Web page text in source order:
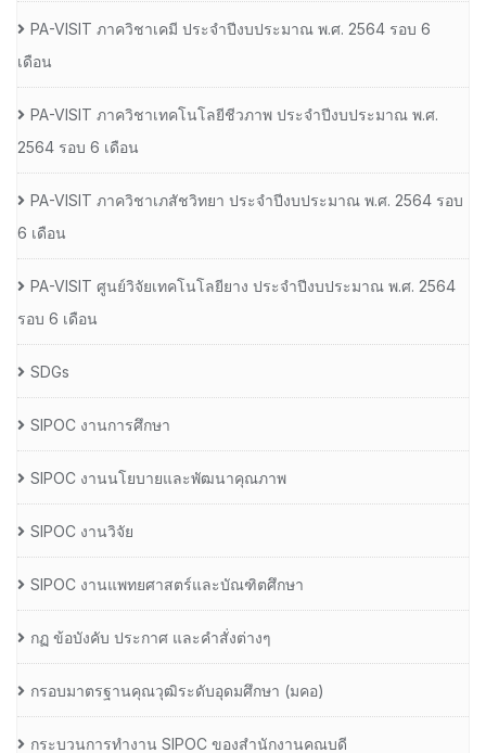
PA-VISIT ภาควิชาเคมี ประจำปีงบประมาณ พ.ศ. 2564 รอบ 6
เดือน
PA-VISIT ภาควิชาเทคโนโลยีชีวภาพ ประจำปีงบประมาณ พ.ศ.
2564 รอบ 6 เดือน
PA-VISIT ภาควิชาเภสัชวิทยา ประจำปีงบประมาณ พ.ศ. 2564 รอบ
6 เดือน
PA-VISIT ศูนย์วิจัยเทคโนโลยียาง ประจำปีงบประมาณ พ.ศ. 2564
รอบ 6 เดือน
SDGs
SIPOC งานการศึกษา
SIPOC งานนโยบายและพัฒนาคุณภาพ
SIPOC งานวิจัย
SIPOC งานแพทยศาสตร์และบัณฑิตศึกษา
กฏ ข้อบังคับ ประกาศ และคำสั่งต่างๆ
กรอบมาตรฐานคุณวุฒิระดับอุดมศึกษา (มคอ)
กระบวนการทำงาน SIPOC ของสำนักงานคณบดี